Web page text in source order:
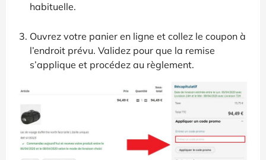
habituelle.
Ouvrez votre panier en ligne et collez le coupon à
l’endroit prévu. Validez pour que la remise
s’applique et procédez au règlement.